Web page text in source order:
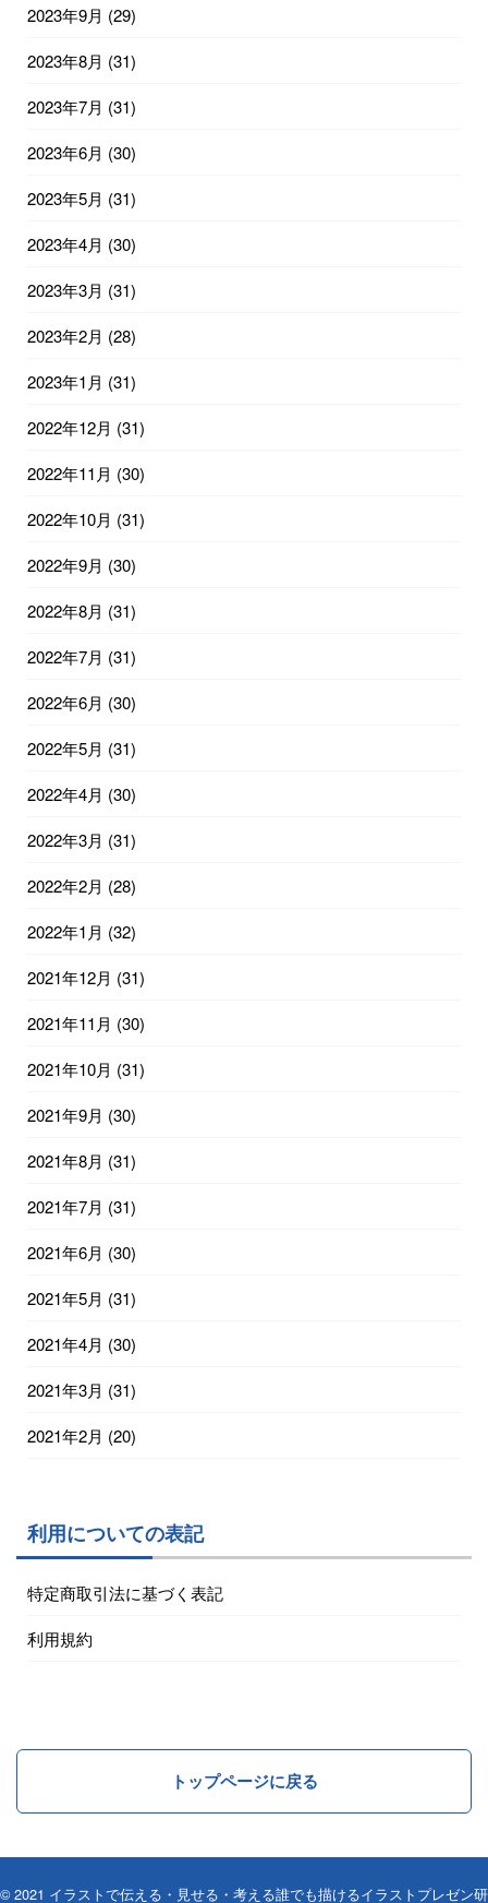
2023年9月 (29)
2023年8月 (31)
2023年7月 (31)
2023年6月 (30)
2023年5月 (31)
2023年4月 (30)
2023年3月 (31)
2023年2月 (28)
2023年1月 (31)
2022年12月 (31)
2022年11月 (30)
2022年10月 (31)
2022年9月 (30)
2022年8月 (31)
2022年7月 (31)
2022年6月 (30)
2022年5月 (31)
2022年4月 (30)
2022年3月 (31)
2022年2月 (28)
2022年1月 (32)
2021年12月 (31)
2021年11月 (30)
2021年10月 (31)
2021年9月 (30)
2021年8月 (31)
2021年7月 (31)
2021年6月 (30)
2021年5月 (31)
2021年4月 (30)
2021年3月 (31)
2021年2月 (20)
利用についての表記
特定商取引法に基づく表記
利用規約
トップページに戻る
© 2021 イラストで伝える・見せる・考える誰でも描けるイラストプレゼン研